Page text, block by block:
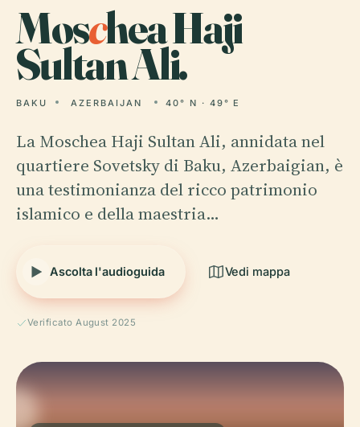
Moschea Haji
Sultan Ali.
BAKU AZERBAIJAN 40° N · 49° E
La Moschea Haji Sultan Ali, annidata nel
quartiere Sovetsky di Baku, Azerbaigian, è
una testimonianza del ricco patrimonio
islamico e della maestria…
Ascolta l'audioguida Vedi mappa
Verificato August 2025